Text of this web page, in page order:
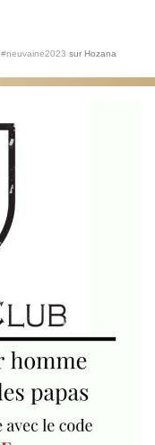
sur Hozana